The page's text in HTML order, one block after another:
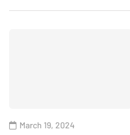
March 19, 2024